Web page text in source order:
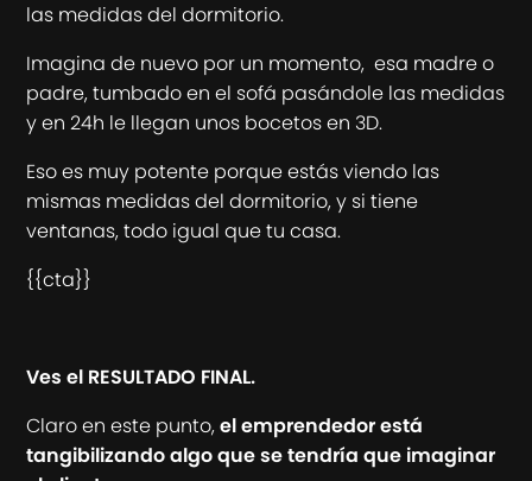
las medidas del dormitorio.
Imagina de nuevo por un momento, esa madre o
padre, tumbado en el sofá pasándole las medidas
y en 24h le llegan unos bocetos en 3D.
Eso es muy potente porque estás viendo las
mismas medidas del dormitorio, y si tiene
ventanas, todo igual que tu casa.
{{cta}}
Ves el RESULTADO FINAL.
Claro en este punto,el emprendedor está
tangibilizando algo que se tendría que imaginar